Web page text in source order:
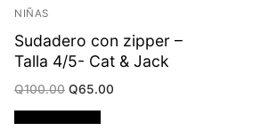
NIÑAS
Sudadero con zipper –
Talla 4/5- Cat & Jack
Q100.00 Original
was:
Q100.00.
Q65.00